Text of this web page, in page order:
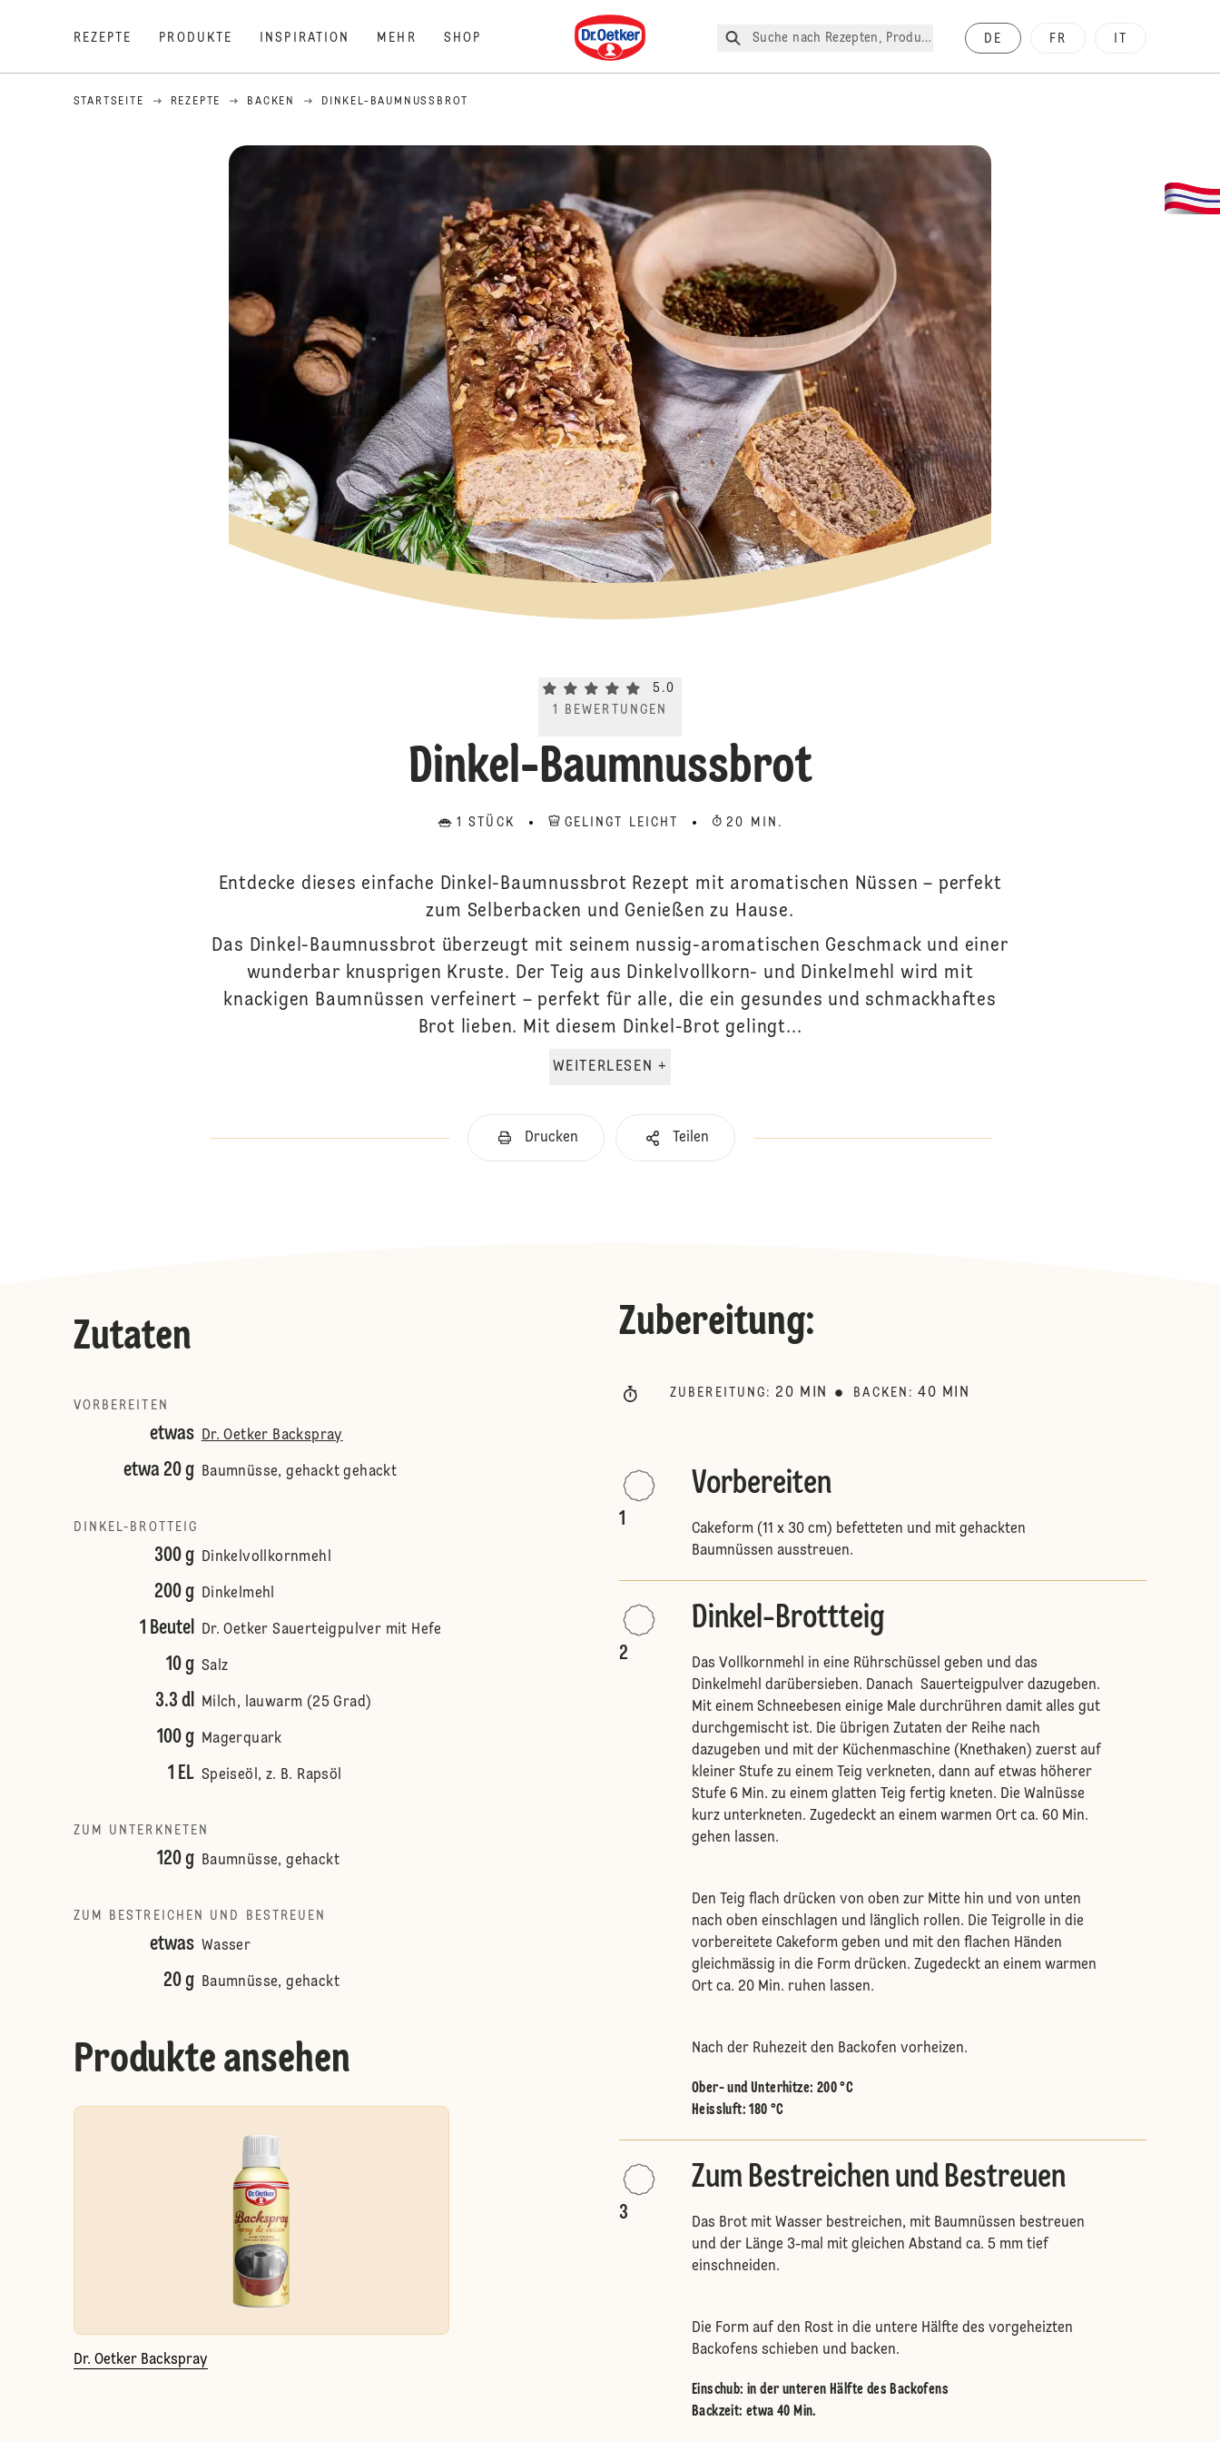
REZEPTE PRODUKTE INSPIRATION MEHR SHOP
Dr. Oetker
Suche nach Rezepten, Produkte, etc. DE FR
STARTSEITE REZEPTE BACKEN DINKEL-BAUMNUSSBROT
Current rating 5.0. Click to rate.
5.0
1
BEWERTUNGEN
Dinkel-Baumnussbrot
1 STÜCK GELINGT LEICHT 20 MIN.
Entdecke dieses einfache Dinkel-Baumnussbrot Rezept mit aromatischen Nüssen – perfekt
zum Selberbacken und Genießen zu Hause.
Das Dinkel-Baumnussbrot überzeugt mit seinem nussig-aromatischen Geschmack und einer
wunderbar knusprigen Kruste. Der Teig aus Dinkelvollkorn- und Dinkelmehl wird mit
knackigen Baumnüssen verfeinert – perfekt für alle, die ein gesundes und schmackhaftes
Brot lieben. Mit diesem Dinkel-Brot gelingt...
WEITERLESEN +
Drucken Teilen
Zutaten
VORBEREITEN
etwas Dr. Oetker Backspray
etwa 20 g Baumnüsse, gehackt gehackt
DINKEL-BROTTEIG
300 g Dinkelvollkornmehl
200 g Dinkelmehl
1 Beutel Dr. Oetker Sauerteigpulver mit Hefe
10 g Salz
3.3 dl Milch, lauwarm (25 Grad)
100 g Magerquark
1 EL Speiseöl, z. B. Rapsöl
ZUM UNTERKNETEN
120 g Baumnüsse, gehackt
ZUM BESTREICHEN UND BESTREUEN
etwas Wasser
20 g Baumnüsse, gehackt
Produkte ansehen
Dr. Oetker Backspray
Zubereitung:
ZUBEREITUNG : 20 MIN BACKEN : 40 MIN
1
Vorbereiten
Cakeform (11 x 30 cm) befetteten und mit gehackten
Baumnüssen ausstreuen.
2
Dinkel-Brottteig
Das Vollkornmehl in eine Rührschüssel geben und das
Dinkelmehl darübersieben. Danach Sauerteigpulver dazugeben.
Mit einem Schneebesen einige Male durchrühren damit alles gut
durchgemischt ist. Die übrigen Zutaten der Reihe nach
dazugeben und mit der Küchenmaschine (Knethaken) zuerst auf
kleiner Stufe zu einem Teig verkneten, dann auf etwas höherer
Stufe 6 Min. zu einem glatten Teig fertig kneten. Die Walnüsse
kurz unterkneten. Zugedeckt an einem warmen Ort ca. 60 Min.
gehen lassen.
Den Teig flach drücken von oben zur Mitte hin und von unten
nach oben einschlagen und länglich rollen. Die Teigrolle in die
vorbereitete Cakeform geben und mit den flachen Händen
gleichmässig in die Form drücken. Zugedeckt an einem warmen
Ort ca. 20 Min. ruhen lassen.
Nach der Ruhezeit den Backofen vorheizen.
Ober- und Unterhitze: 200 °C
Heissluft: 180 °C
3
Zum Bestreichen und Bestreuen
Das Brot mit Wasser bestreichen, mit Baumnüssen bestreuen
und der Länge 3-mal mit gleichen Abstand ca. 5 mm tief
einschneiden.
Die Form auf den Rost in die untere Hälfte des vorgeheizten
Backofens schieben und backen.
Einschub:in der unteren Hälfte des Backofens
Backzeit: etwa 40 Min.